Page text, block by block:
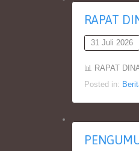
RAPAT
31 Juli 2026
📊 RAPAT
Posted in: